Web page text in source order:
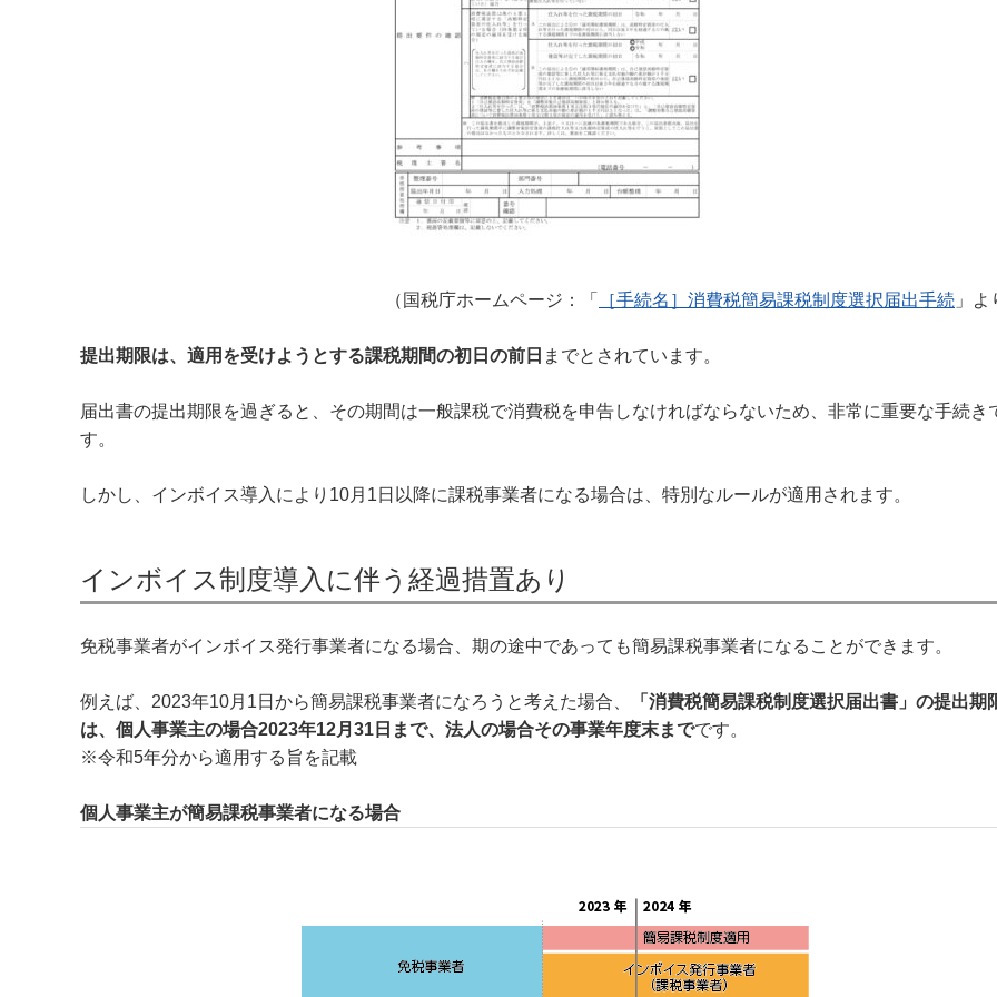
（国税庁ホームページ：「 ［手続名］消費税簡易課税制度選択届出手続 」
提出期限は、適用を受けようとする課税期間の初日の前日 までとされています。
届出書の提出期限を過ぎると、その期間は一般課税で消費税を申告しなければならないため、非常に重要な手続き
す。
しかし、インボイス導入により10月1日以降に課税事業者になる場合は、特別なルールが適用されます。
インボイス制度導入に伴う経過措置あり
免税事業者がインボイス発行事業者になる場合、期の途中であっても簡易課税事業者になることができます。
例えば、2023年10月1日から簡易課税事業者になろうと考えた場合、
「消費税簡易課税制度選択届出書」の提出期
は、個人事業主の場合2023年12月31日まで、法人の場合その事業年度末までです。
※令和5年分から適用する旨を記載
個人事業主が簡易課税事業者になる場合